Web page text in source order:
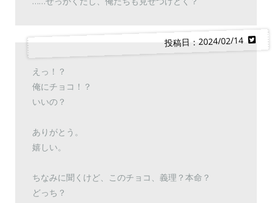
投稿日：2024/02/14
えっ！？
俺にチョコ！？
いいの？
ありがとう。
嬉しい。
ちなみに聞くけど、このチョコ、義理？本命？
どっち？